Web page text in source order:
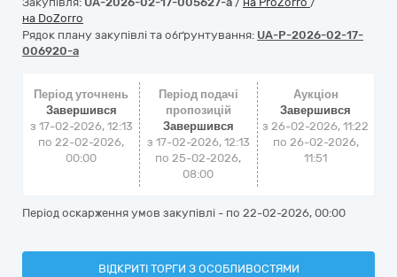
на DoZorro
Рядок плану закупівлі та обґрунтування: UA-P-2026-02-17-
006920-a
Період уточнень
Завершився
з 17-02-2026, 12:13
по 22-02-2026,
00:00
Період подачі
пропозицій
Завершився
з 17-02-2026, 12:13
по 25-02-2026,
08:00
Аукціон
Завершився
з26-02-2026, 11:22
по 26-02-2026,
11:51
Період оскарження умов закупівлі - по 22-02-2026, 00:00
ВІДКРИТІ ТОРГИ З ОСОБЛИВОСТЯМИ